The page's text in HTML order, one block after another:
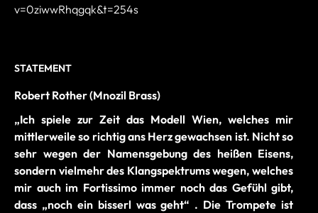
v=0ziwwRhqgqk&t=254s
STATEMENT
Robert Rother (Mnozil Brass)
„Ich spiele zur Zeit das Modell Wien, welches mir
mittlerweile so richtig ans Herz gewachsen ist. Nicht so
sehr wegen der Namensgebung des heißen Eisens,
sondern vielmehr des Klangspektrums wegen, welches
mir auch im Fortissimo immer noch das Gefühl gibt,
dass „noch ein bisserl was geht“ . Die Trompete ist